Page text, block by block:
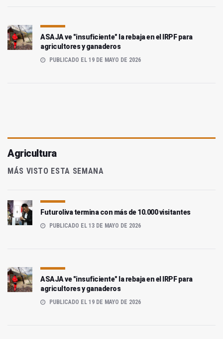
ASAJA ve "insuficiente" la rebaja en el IRPF para
agricultores y ganaderos
PUBLICADO EL 19 DE MAYO DE 2026
Agricultura
MÁS VISTO ESTA SEMANA
Futuroliva termina con más de 10.000 visitantes
PUBLICADO EL 13 DE MAYO DE 2026
ASAJA ve "insuficiente" la rebaja en el IRPF para
agricultores y ganaderos
PUBLICADO EL 19 DE MAYO DE 2026